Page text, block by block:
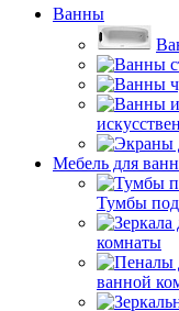
Ванны
Мебель для
Тумбы под
комнаты
ванной